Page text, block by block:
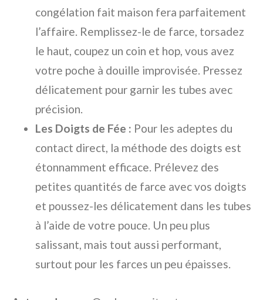
congélation fait maison fera parfaitement
l’affaire. Remplissez-le de farce, torsadez
le haut, coupez un coin et hop, vous avez
votre poche à douille improvisée. Pressez
délicatement pour garnir les tubes avec
précision.
Les Doigts de Fée : Pour les adeptes du
contact direct, la méthode des doigts est
étonnamment efficace. Prélevez des
petites quantités de farce avec vos doigts
et poussez-les délicatement dans les tubes
à l’aide de votre pouce. Un peu plus
salissant, mais tout aussi performant,
surtout pour les farces un peu épaisses.